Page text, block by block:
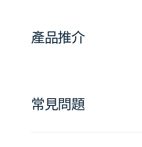
產品推介
常見問題